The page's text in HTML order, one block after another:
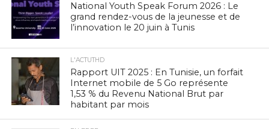
National Youth Speak Forum 2026 : Le
grand rendez-vous de la jeunesse et de
l’innovation le 20 juin à Tunis
L'ACTUTHD
Rapport UIT 2025 : En Tunisie, un forfait
Internet mobile de 5 Go représente
1,53 % du Revenu National Brut par
habitant par mois